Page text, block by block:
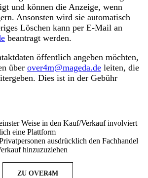
und können die Anzeige, wenn
Ansonsten wird sie automatisch
Löschen kann per E-Mail an
beantragt werden.
öffentlich angeben möchten,
über over4m@mageda.de leiten, die
Dies ist in der Gebühr
Weise in den Kauf/Verkauf involviert
eine Plattform
ausdrücklich den Fachhandel
hinzuzuziehen
ZU OVER4M